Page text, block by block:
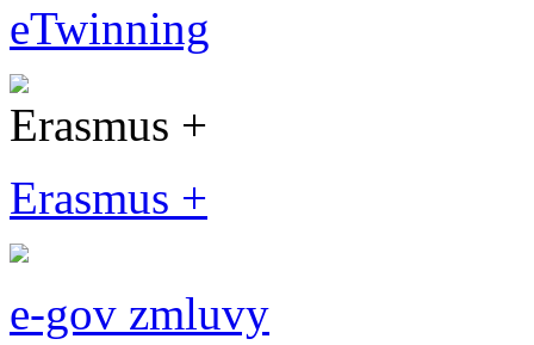
eTwinning
Erasmus +
Erasmus +
e-gov zmluvy